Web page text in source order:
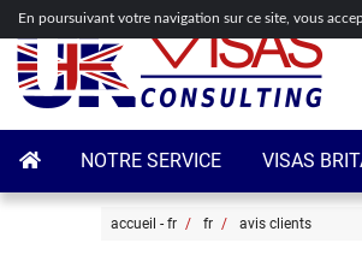
En poursuivant votre navigation sur ce site, vous
NOTRE SERVICE VISAS
accueil - fr fr avis clients